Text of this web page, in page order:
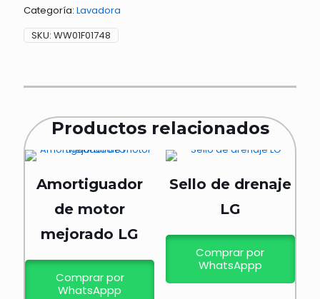
Categoría: Lavadora
SKU: WW01F01748
Productos relacionados
Amortiguador
de motor
mejorado LG
Comprar por
WhatsAppp
Sello de drenaje
LG
Comprar por
WhatsAppp